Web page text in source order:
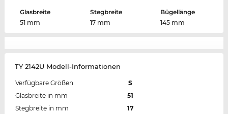
Glasbreite
51 mm
Stegbreite
17 mm
Bügellänge
145 mm
TY 2142U Modell-Informationen
Verfügbare Größen
S
Glasbreite in mm
51
Stegbreite in mm
17